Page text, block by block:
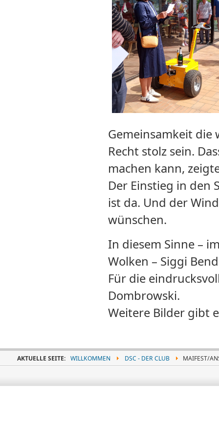
Gemeinsamkeit
Recht stolz sein.
machen kann,
Der Einstieg in den
ist da. Und der
wünschen.
In diesem Sinne –
Wolken – Siggi
Für die
Dombrowski.
Weitere Bilder gibt
AKTUELLE SEITE: WILLKOMMEN DSC - DER CLUB MAIFEST/